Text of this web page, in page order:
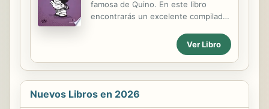
país subdesarrollado, usufructúa los
privilegios del capitalismo rampante.
capacidad de observación de la
autora, quien va más allá de los...
famosa de Quino. En este libro
encontrarás un excelente compilado
Ver Libro
Nuevos Libros en 2026